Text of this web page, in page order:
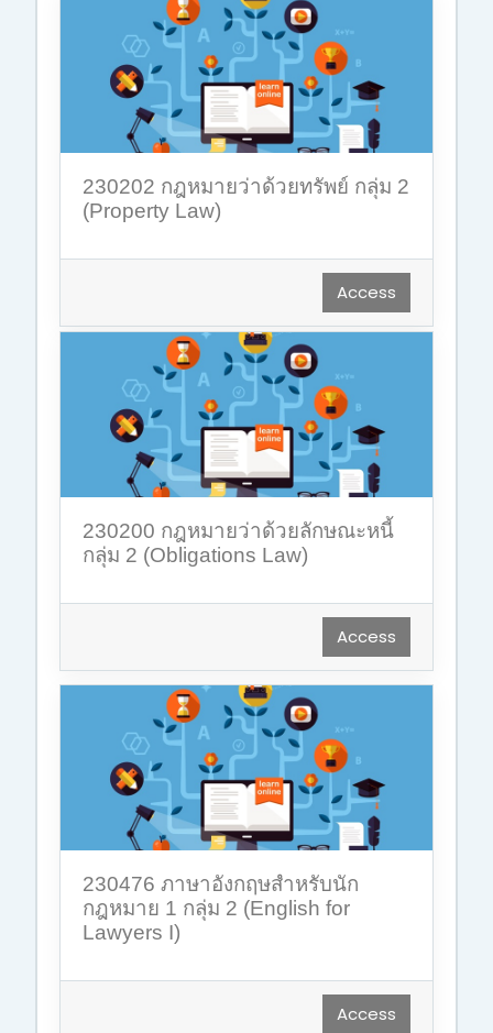
230202 กฎหมายว่าด้วยทรัพย์ กลุ่ม 2
(Property Law)
Access
230200 กฎหมายว่าด้วยลักษณะหนี้
กลุ่ม 2 (Obligations Law)
Access
230476 ภาษาอังกฤษสำหรับนัก
กฎหมาย 1 กลุ่ม 2 (English for
Lawyers I)
Access